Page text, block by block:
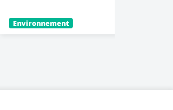
Environnement